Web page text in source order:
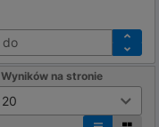
do
20
Wyników na stronie